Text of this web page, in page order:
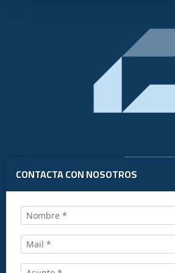
CONTACTA CON NOSOTROS
Llámanos al: